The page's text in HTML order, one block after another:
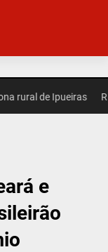
de Ipueiras
e